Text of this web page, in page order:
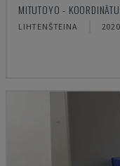
MITUTOYO -
LIHTENŠTEINA 2020